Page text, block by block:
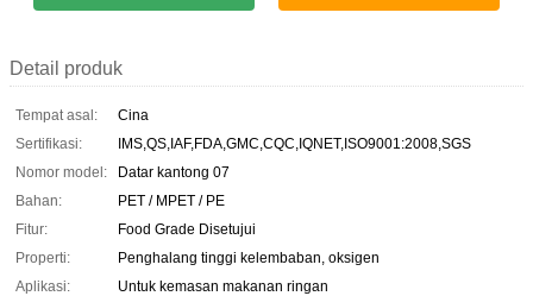
Detail produk
Tempat asal:
Cina
Sertifikasi:
IMS,QS,IAF,FDA,GMC,CQC,IQNET,ISO9001:2008,SGS
Nomor model:
Datar kantong 07
Bahan:
PET / MPET / PE
Fitur:
Food Grade Disetujui
Properti:
Penghalang tinggi kelembaban, oksigen
Aplikasi:
Untuk kemasan makanan ringan